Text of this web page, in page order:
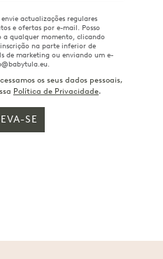
actualizações regulares
e ofertas por e-mail. Posso
a qualquer momento, clicando
na parte inferior de
de marketing ou enviando um e-
os seus dados pessoais,
Política de Privacidade.
SE